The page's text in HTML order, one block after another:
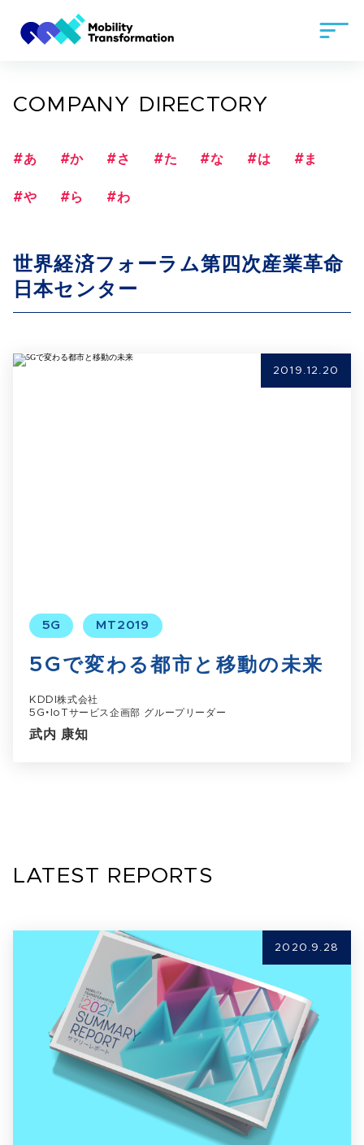
COMPANY DIRECTORY
#あ #か #さ #た #な #は #ま
#や #ら #わ
世界経済フォーラム第四次産業革命
日本センター
5G MT2019
5Gで変わる都市と移動の未来
2019.12.20
KDDI株式会社
5G・IoTサービス企画部 グループリーダー
武内 康知
LATEST REPORTS
2020.9.28